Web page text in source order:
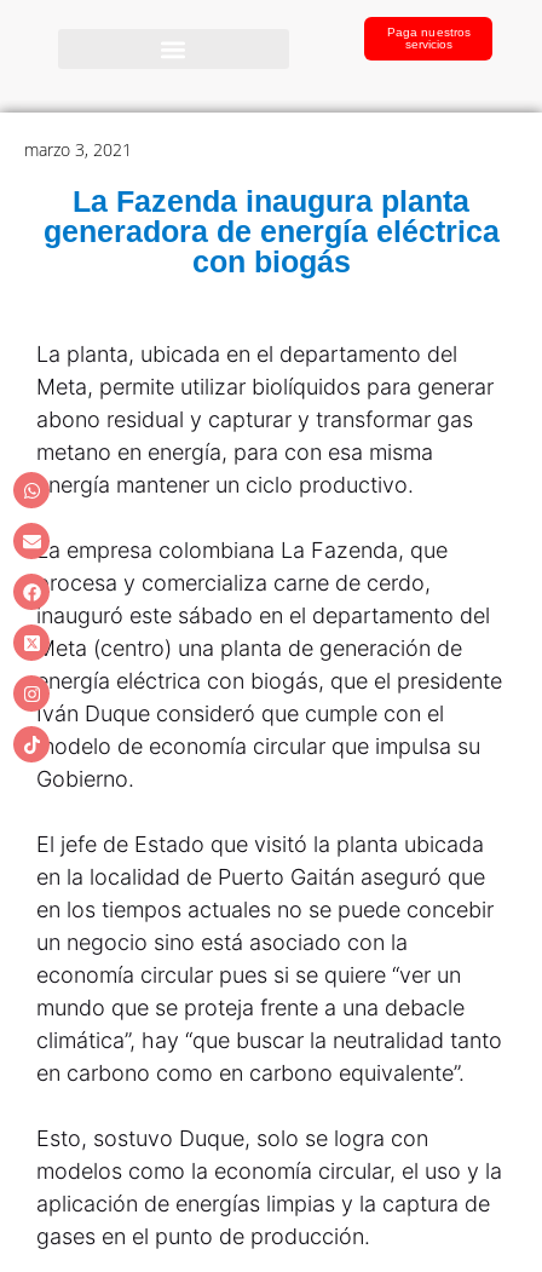
Paga nuestros
servicios
marzo 3, 2021
La Fazenda inaugura planta
generadora de energía eléctrica
con biogás
La planta, ubicada en el departamento del
Meta, permite utilizar biolíquidos para generar
abono residual y capturar y transformar gas
metano en energía, para con esa misma
energía mantener un ciclo productivo.
La empresa colombiana La Fazenda, que
procesa y comercializa carne de cerdo,
inauguró este sábado en el departamento del
Meta (centro) una planta de generación de
energía eléctrica con biogás, que el presidente
Iván Duque consideró que cumple con el
modelo de economía circular que impulsa su
Gobierno.
El jefe de Estado que visitó la planta ubicada
en la localidad de Puerto Gaitán aseguró que
en los tiempos actuales no se puede concebir
un negocio sino está asociado con la
economía circular pues si se quiere “ver un
mundo que se proteja frente a una debacle
climática”, hay “que buscar la neutralidad tanto
en carbono como en carbono equivalente”.
Esto, sostuvo Duque, solo se logra con
modelos como la economía circular, el uso y la
aplicación de energías limpias y la captura de
gases en el punto de producción.